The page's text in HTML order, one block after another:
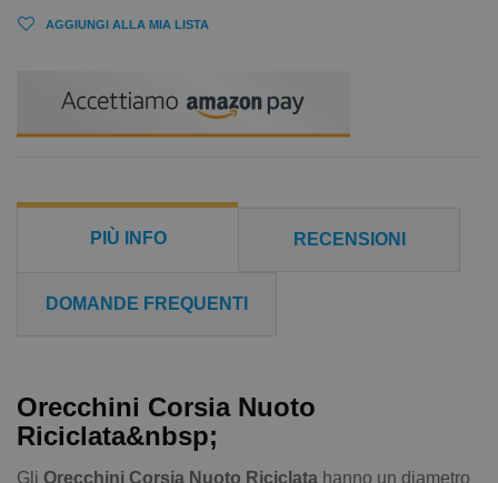
AGGIUNGI ALLA MIA LISTA
PIÙ INFO RECENSIONI
DOMANDE FREQUENTI
Orecchini Corsia Nuoto
Riciclata&nbsp;
Gli Orecchini Corsia Nuoto Riciclata hanno un diametro